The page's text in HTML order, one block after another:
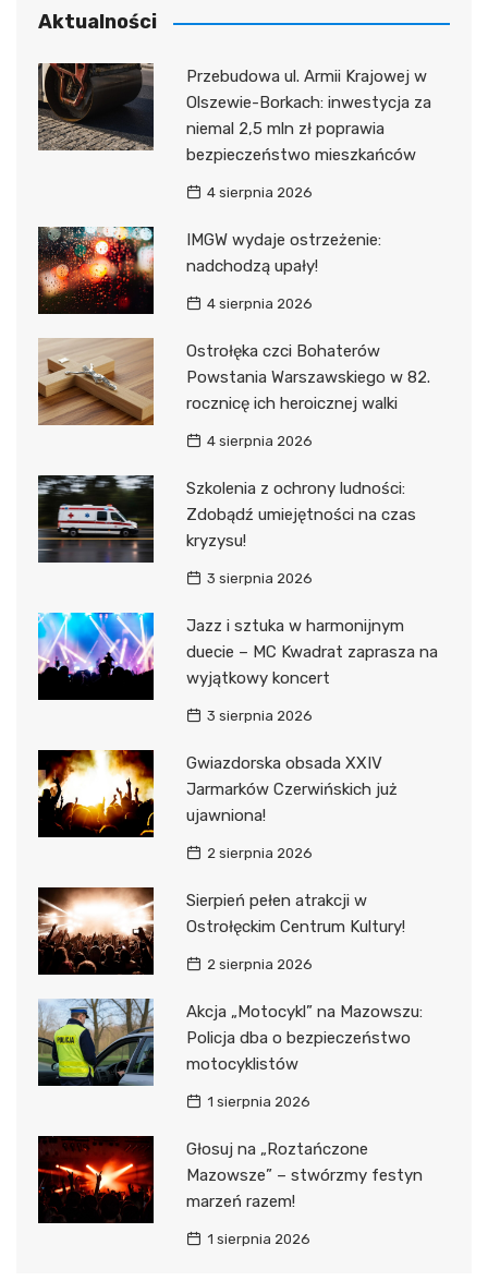
Aktualności
Przebudowa ul. Armii Krajowej w
Olszewie-Borkach: inwestycja za
niemal 2,5 mln zł poprawia
bezpieczeństwo mieszkańców
4 sierpnia 2026
IMGW wydaje ostrzeżenie:
nadchodzą upały!
4 sierpnia 2026
Ostrołęka czci Bohaterów
Powstania Warszawskiego w 82.
rocznicę ich heroicznej walki
4 sierpnia 2026
Szkolenia z ochrony ludności:
Zdobądź umiejętności na czas
kryzysu!
3 sierpnia 2026
Jazz i sztuka w harmonijnym
duecie – MC Kwadrat zaprasza na
wyjątkowy koncert
3 sierpnia 2026
Gwiazdorska obsada XXIV
Jarmarków Czerwińskich już
ujawniona!
2 sierpnia 2026
Sierpień pełen atrakcji w
Ostrołęckim Centrum Kultury!
2 sierpnia 2026
Akcja „Motocykl” na Mazowszu:
Policja dba o bezpieczeństwo
motocyklistów
1 sierpnia 2026
Głosuj na „Roztańczone
Mazowsze” – stwórzmy festyn
marzeń razem!
1 sierpnia 2026